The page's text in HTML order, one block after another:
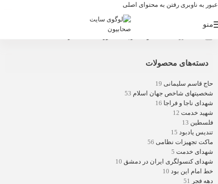
عبور به ناوبری رفتن به محتوای اصلی
منو
دسته‌های محصولات
حاج قاسم سلیمانی 19
شخصیتهای شاخص جهان اسلام 53
شهدای ناجا و فراجا 16
شهید خدمت 12
فلسطین 13
تندیس یادبود 15
ماکت تجهیزات نظامی 56
شهدای خدمت 5
شهدای کنسولگری ایران در دمشق 10
خط امام این بود 10
دهه فجر 51